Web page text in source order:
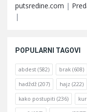
putsredine.com |
|
POPULARNI TAGOVI
abdest (582) brak (608)
hadždž (207) hajz (222)
kako postupiti (236)